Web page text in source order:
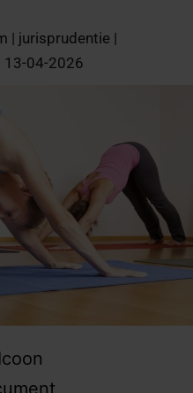
| jurisprudentie |
13-04-2026